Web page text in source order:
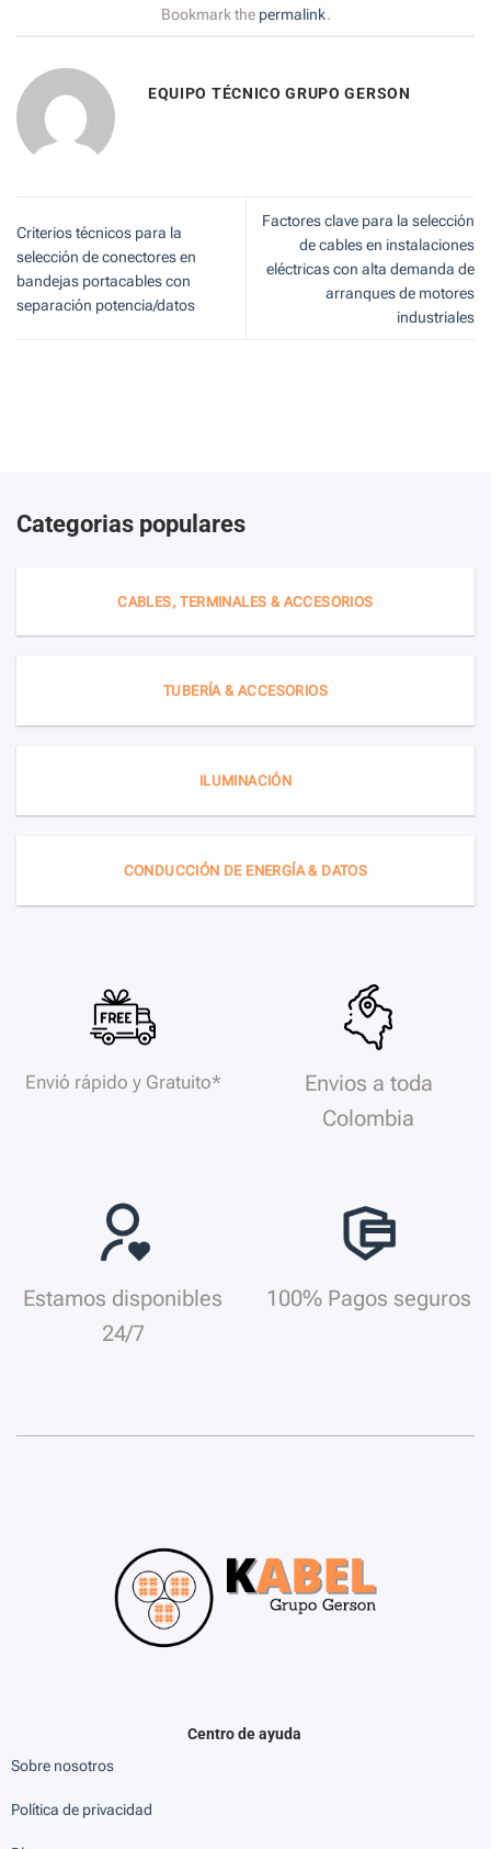
Bookmark the permalink.
EQUIPO TÉCNICO GRUPO GERSON
Criterios técnicos para la
selección de conectores en
bandejas portacables con
separación potencia/datos
Factores clave para la selección
de cables en instalaciones
eléctricas con alta demanda de
arranques de motores
industriales
Categorias populares
CABLES, TERMINALES & ACCESORIOS
TUBERÍA & ACCESORIOS
ILUMINACIÓN
CONDUCCIÓN DE ENERGÍA & DATOS
Envió rápido y Gratuito*
Envios a toda
Colombia
Estamos disponibles
24/7
100% Pagos seguros
Centro de ayuda
Sobre nosotros
Política de privacidad